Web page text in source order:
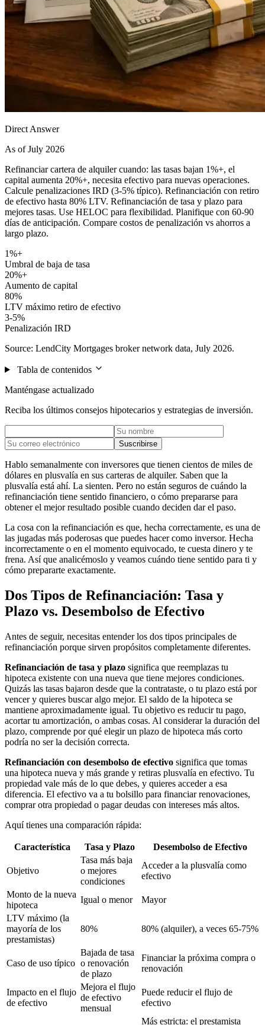
Direct Answer
As of July 2026
Refinanciar cartera de alquiler cuando: las tasas bajan 1%+, el
capital aumenta 20%+, necesita efectivo para nuevas operaciones.
Calcule penalizaciones IRD (3-5% típico). Refinanciación con retiro
de efectivo hasta 80% LTV. Refinanciación de tasa y plazo para
mejores tasas. Use HELOC para flexibilidad. Planifique con 60-90
días de anticipación. Compare costos de penalización vs ahorros a
largo plazo.
1%+
Umbral de baja de tasa
20%+
Aumento de capital
80%
LTV máximo retiro de efectivo
3-5%
Penalización IRD
Source: LendCity Mortgages broker network data, July 2026.
Tabla de contenidos
Manténgase actualizado
Reciba los últimos consejos hipotecarios y estrategias de inversión.
Suscribirse
Hablo semanalmente con inversores que tienen cientos de miles de
dólares en plusvalía en sus carteras de alquiler. Saben que la
plusvalía está ahí. La sienten. Pero no están seguros de cuándo la
refinanciación tiene sentido financiero, o cómo prepararse para
obtener el mejor resultado posible cuando deciden dar el paso.
La cosa con la refinanciación es que, hecha correctamente, es una de
las jugadas más poderosas que puedes hacer como inversor. Hecha
incorrectamente o en el momento equivocado, te cuesta dinero y te
frena. Así que analicémoslo y veamos cuándo tiene sentido para ti y
cómo prepararte exactamente.
Dos Tipos de Refinanciación: Tasa y
Plazo vs. Desembolso de Efectivo
Antes de seguir, necesitas entender los dos tipos principales de
refinanciación porque sirven propósitos completamente diferentes.
Refinanciación de tasa y plazo significa que reemplazas tu
hipoteca existente con una nueva que tiene mejores condiciones.
Quizás las tasas bajaron desde que la contrataste, o tu plazo está por
vencer y quieres buscar algo mejor. El saldo de la hipoteca se
mantiene aproximadamente igual. Tu objetivo es reducir tu pago,
acortar tu amortización, o ambas cosas. Al considerar la duración del
plazo, comprende por qué elegir un plazo de hipoteca más corto
podría no ser la decisión correcta.
Refinanciación con desembolso de efectivo significa que tomas
una hipoteca nueva y más grande y retiras plusvalía en efectivo. Tu
propiedad vale más de lo que debes, y quieres acceder a esa
diferencia. El efectivo va a tu bolsillo para financiar renovaciones,
comprar otra propiedad o pagar deudas con intereses más altos.
Aquí tienes una comparación rápida:
Característica Tasa y Plazo Desembolso de Efectivo
Objetivo
Tasa más baja
o mejores
condiciones
Acceder a la plusvalía como
efectivo
Monto de la nueva
hipoteca
Igual o menor
Mayor
LTV máximo (la
mayoría de los
prestamistas)
80% 80% (alquiler), a veces 65-75%
Caso de uso típico
Bajada de tasa
o renovación
de plazo
Financiar la próxima compra o
renovación
Impacto en el flujo
de efectivo
Mejora el flujo
de efectivo
mensual
Puede reducir el flujo de
efectivo
Más estricta: el prestamista